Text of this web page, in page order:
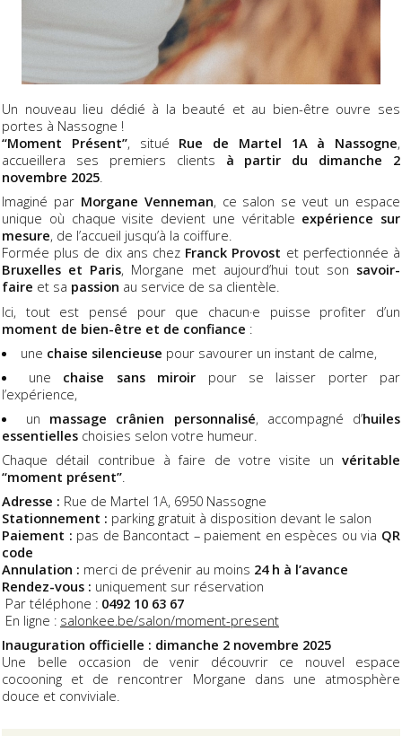
Un nouveau lieu dédié à la beauté et au bien-être ouvre ses
portes à Nassogne !
“Moment Présent”, situé Rue de Martel 1A à Nassogne,
accueillera ses premiers clients à partir du dimanche 2
novembre 2025.
Imaginé par Morgane Venneman, ce salon se veut un espace
unique où chaque visite devient une véritable expérience sur
mesure, de l’accueil jusqu’à la coiffure.
Formée plus de dix ans chez Franck Provost et perfectionnée à
Bruxelles et Paris, Morgane met aujourd’hui tout son savoir-
faire et sa passion au service de sa clientèle.
Ici, tout est pensé pour que chacun·e puisse profiter d’un
moment de bien-être et de confiance :
une chaise silencieuse pour savourer un instant de calme,
une chaise sans miroir pour se laisser porter par
l’expérience,
un massage crânien personnalisé, accompagné d’huiles
essentielles choisies selon votre humeur.
Chaque détail contribue à faire de votre visite un véritable
“moment présent”.
Adresse : Rue de Martel 1A, 6950 Nassogne
Stationnement : parking gratuit à disposition devant le salon
Paiement : pas de Bancontact – paiement en espèces ou via QR
code
Annulation : merci de prévenir au moins 24 h à l’avance
Rendez-vous : uniquement sur réservation
Par téléphone : 0492 10 63 67
En ligne : salonkee.be/salon/moment-present
Inauguration officielle : dimanche 2 novembre 2025
Une belle occasion de venir découvrir ce nouvel espace
cocooning et de rencontrer Morgane dans une atmosphère
douce et conviviale.